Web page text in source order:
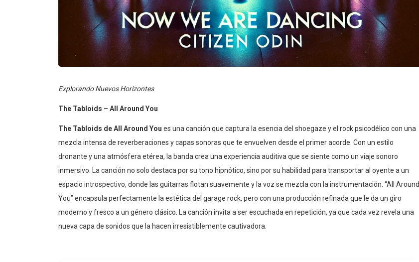
Explorando Nuevos Horizontes
The Tabloids – All Around You
The Tabloids de All Around You es una canción que captura la esencia del shoegaze y el rock psicodélico con una
mezcla intensa de reverberaciones y capas sonoras que te envuelven desde el primer acorde. Con un estilo
dronante y una atmósfera etérea, la banda crea una experiencia auditiva que se siente como un viaje sonoro
inmersivo. La canción no solo destaca por su tono hipnótico, sino por su habilidad para transportar al oyente a un
espacio introspectivo, donde las guitarras flotan suavemente y la voz se mezcla con la instrumentación. “All Around
You” encapsula perfectamente la estética del garage rock, pero con una producción refinada que le da un giro
moderno y fresco a un género clásico. La canción invita a ser escuchada en repetición, ya que cada vez revela una
nueva capa de sonidos que la hacen irresistiblemente cautivadora.